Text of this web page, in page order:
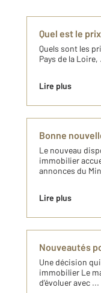
Quel est le
Quels sont les
Pays de la Loire,
Lire plus
Bonne
Le nouveau
immobilier
annonces du
Lire plus
Nouveautés
Une décision
immobilier Le
d’évoluer avec ...